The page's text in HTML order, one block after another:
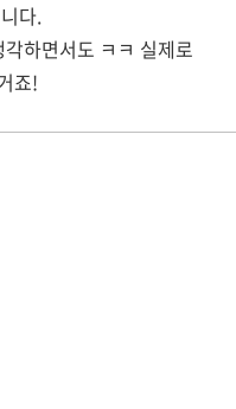
다.
하면서도 ㅋㅋ 실제로
죠!